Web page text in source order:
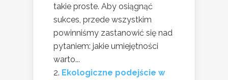
takie proste. Aby osiągnąć
sukces, przede wszystkim
powinniśmy zastanowić się nad
pytaniem: jakie umiejętności
warto...
Ekologiczne podejście w